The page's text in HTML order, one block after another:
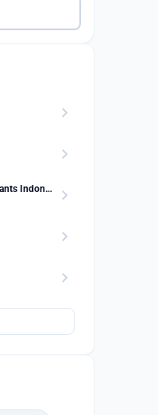
chevron_right
chevron_right
Bangrun International Business Consultants Indonesia chevron_right
chevron_right
chevron_right